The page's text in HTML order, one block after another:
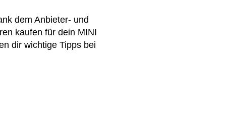
dem Anbieter- und
kaufen für dein MINI
dir wichtige Tipps bei